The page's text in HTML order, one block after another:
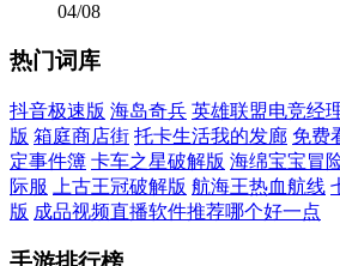
04/08
热门词库
抖音极速版 海岛奇兵 英雄联盟电竞经
版 箱庭商店街 托卡生活我的发廊 免费
定事件簿 卡车之星破解版 海绵宝宝冒
际服
上古王冠破解版 航海王热血航线
版 成品视频直播软件推荐哪个好一点